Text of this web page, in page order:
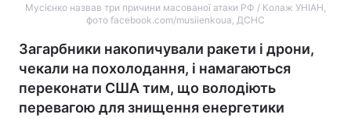
Мусієнко назвав три причини масованої атаки РФ / Колаж УНІАН,
фото facebook.com/musiienkoua, ДСНС
Загарбники накопичували ракети і дрони,
чекали на похолодання, і намагаються
переконати США тим, що володіють
перевагою для знищення енергетики